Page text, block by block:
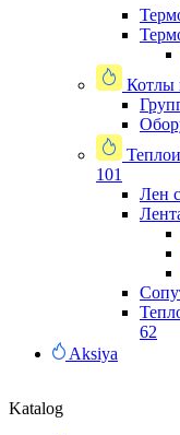
Котлы
101
Лен
62
Aksiya
Katalog